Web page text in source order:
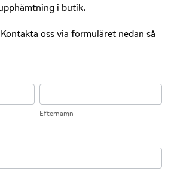
i butik.
oss via formuläret nedan så
Efternamn